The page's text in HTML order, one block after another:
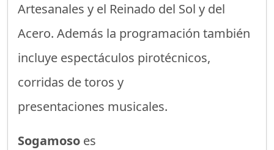
Artesanales y el Reinado del Sol y del
Acero. Además la programación también
incluye espectáculos pirotécnicos,
corridas de toros y
presentaciones musicales.
Sogamoso es